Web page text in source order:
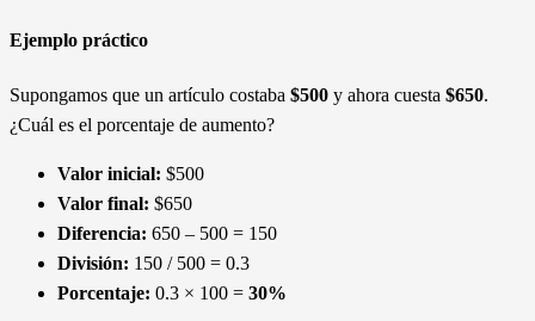
Ejemplo práctico
Supongamos que un artículo costaba $500 y ahora cuesta $650.
¿Cuál es el porcentaje de aumento?
Valor inicial: $500
Valor final: $650
Diferencia: 650 – 500 = 150
División: 150 / 500 = 0.3
Porcentaje: 0.3 × 100 = 30%